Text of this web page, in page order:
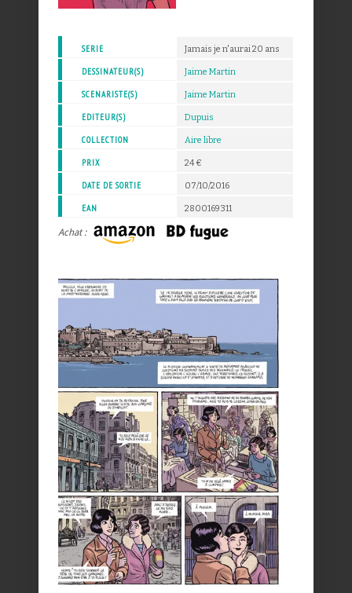
SERIE Jamais je n'aurai 20 ans
DESSINATEUR(S) Jaime Martin
SCENARISTE(S) Jaime Martin
EDITEUR(S) Dupuis
COLLECTION Aire libre
PRIX 24 €
DATE DE SORTIE 07/10/2016
EAN 2800169311
Achat :